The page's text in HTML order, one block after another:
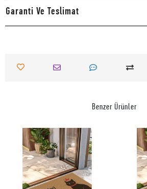
Garanti Ve Teslimat
Benzer Ürünler